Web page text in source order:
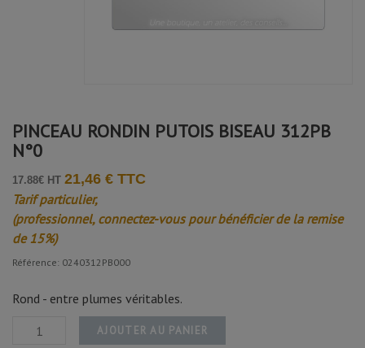
PINCEAU RONDIN PUTOIS BISEAU 312PB
N°0
17.88€ HT 21,46 € TTC
Tarif particulier,
(professionnel, connectez-vous pour bénéficier de la remise
de 15%)
Référence: 0240312PB000
Rond - entre plumes véritables.
AJOUTER AU PANIER